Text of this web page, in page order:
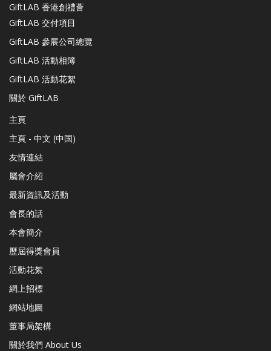
GiftLAB 香港創禮薈
GiftLAB 交付項目
GiftLAB 參展公司總覽
GiftLAB 活動相簿
GiftLAB 活動花絮
關於 GiftLAB
主頁
主頁 - 中文 (中国)
友情連結
屬會介紹
最新資訊及活動
會長的話
本會簡介
歷屆得獎會員
活動花絮
網上招標
網站地圖
董事局架構
關於我們 About Us